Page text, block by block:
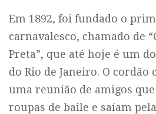
Em 1892, foi fundado o
carnavalesco, chamado de
Preta”, que até hoje é um
do Rio de Janeiro. O cordão
uma reunião de amigos
roupas de baile e saíam